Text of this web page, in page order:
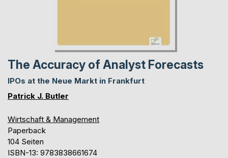
The Accuracy of Analyst Forecasts
IPOs at the Neue Markt in Frankfurt
Patrick J. Butler
Wirtschaft & Management
Paperback
104 Seiten
ISBN-13: 9783838661674